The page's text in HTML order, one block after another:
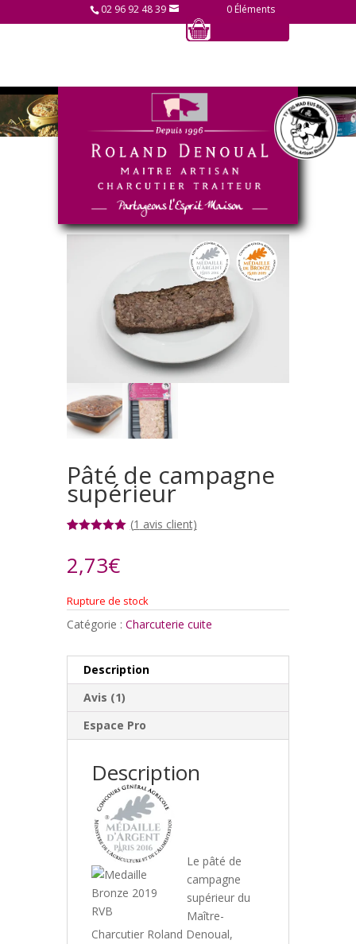
02 96 92 48 39 0 Éléments
Charcuterie cuite
/ Pâté de campagne
Pâté de campagne
supérieur
basé sur
notation
(1 avis client)
2,73€
Rupture de stock
Catégorie : Charcuterie cuite
Description
Avis (1)
Espace Pro
Description
Le pâté de
campagne
supérieur du
Maître-
Charcutier Roland Denoual,